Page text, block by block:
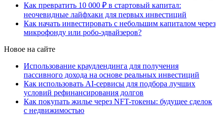
Как превратить 10 000 ₽ в стартовый капитал:
неочевидные лайфхаки для первых инвестиций
Как начать инвестировать с небольшим капиталом через
микрофонду или робо-эдвайзеров?
Новое на сайте
Использование краудлендинга для получения
пассивного дохода на основе реальных инвестиций
Как использовать AI-сервисы для подбора лучших
условий рефинансирования долгов
Как покупать жилье через NFT-токены: будущее сделок
с недвижимостью